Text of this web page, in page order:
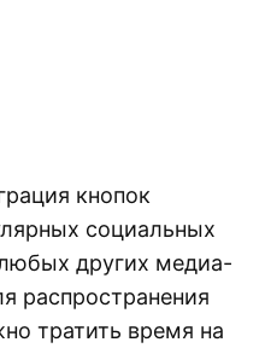
кнопок
социальных
других медиа-
распространения
тратить время на